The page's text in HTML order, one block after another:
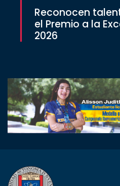
Reconocen
el Premio a la
2026